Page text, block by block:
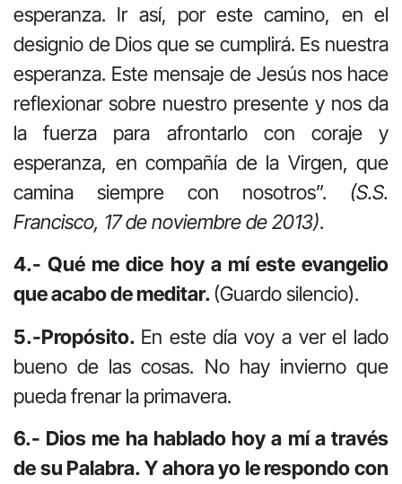
esperanza. Ir así, por este camino, en el
designio de Dios que se cumplirá. Es nuestra
esperanza. Este mensaje de Jesús nos hace
reflexionar sobre nuestro presente y nos da
la fuerza para afrontarlo con coraje y
esperanza, en compañía de la Virgen, que
camina siempre con nosotros”. (S.S.
Francisco, 17 de noviembre de 2013).
4.- Qué me dice hoy a mí este evangelio
que acabo de meditar.(Guardo silencio).
5.-Propósito. En este día voy a ver el lado
bueno de las cosas. No hay invierno que
pueda frenar la primavera.
6.- Dios me ha hablado hoy a mí a través
de su Palabra. Y ahora yo le respondo con